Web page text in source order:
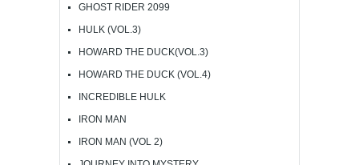
GHOST RIDER 2099
HULK (VOL.3)
HOWARD THE DUCK(VOL.3)
HOWARD THE DUCK (VOL.4)
INCREDIBLE HULK
IRON MAN
IRON MAN (VOL 2)